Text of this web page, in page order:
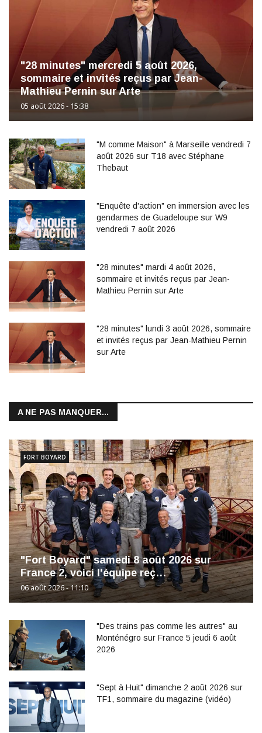
"28 minutes" mercredi 5 août 2026,
sommaire et invités reçus par Jean-
Mathieu Pernin sur Arte
05 août 2026 - 15:38
"M comme Maison" à Marseille vendredi 7
août 2026 sur T18 avec Stéphane
Thebaut
"Enquête d'action" en immersion avec les
gendarmes de Guadeloupe sur W9
vendredi 7 août 2026
"28 minutes" mardi 4 août 2026,
sommaire et invités reçus par Jean-
Mathieu Pernin sur Arte
"28 minutes" lundi 3 août 2026, sommaire
et invités reçus par Jean-Mathieu Pernin
sur Arte
A NE PAS MANQUER...
"Fort Boyard" samedi 8 août 2026 sur
France 2, voici l'équipe reç…
06 août 2026 - 11:10
FORT BOYARD
"Des trains pas comme les autres" au
Monténégro sur France 5 jeudi 6 août
2026
"Sept à Huit" dimanche 2 août 2026 sur
TF1, sommaire du magazine (vidéo)